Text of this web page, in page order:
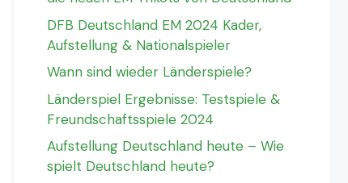
DFB Deutschland EM 2024 Kader,
Aufstellung & Nationalspieler
Wann sind wieder Länderspiele?
Länderspiel Ergebnisse: Testspiele &
Freundschaftsspiele 2024
Aufstellung Deutschland heute – Wie
spielt Deutschland heute?